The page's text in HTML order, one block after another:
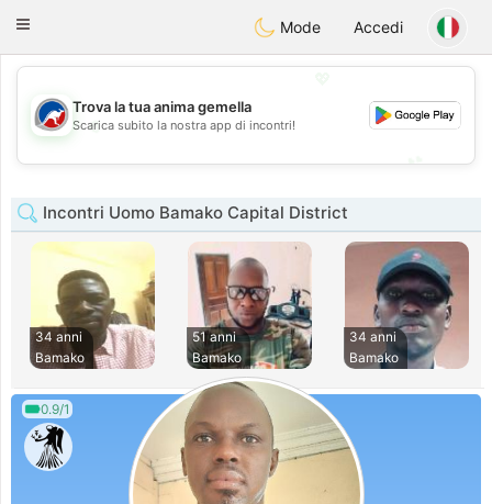
AustraliaChat
Toggle
Mode Accedi
💖
💕
Trova la tua anima gemella
Scarica subito la nostra app di incontri!
Incontri Uomo Bamako Capital District
34 anni
Bamako
51 anni
Bamako
34 anni
Bamako
0.9/1